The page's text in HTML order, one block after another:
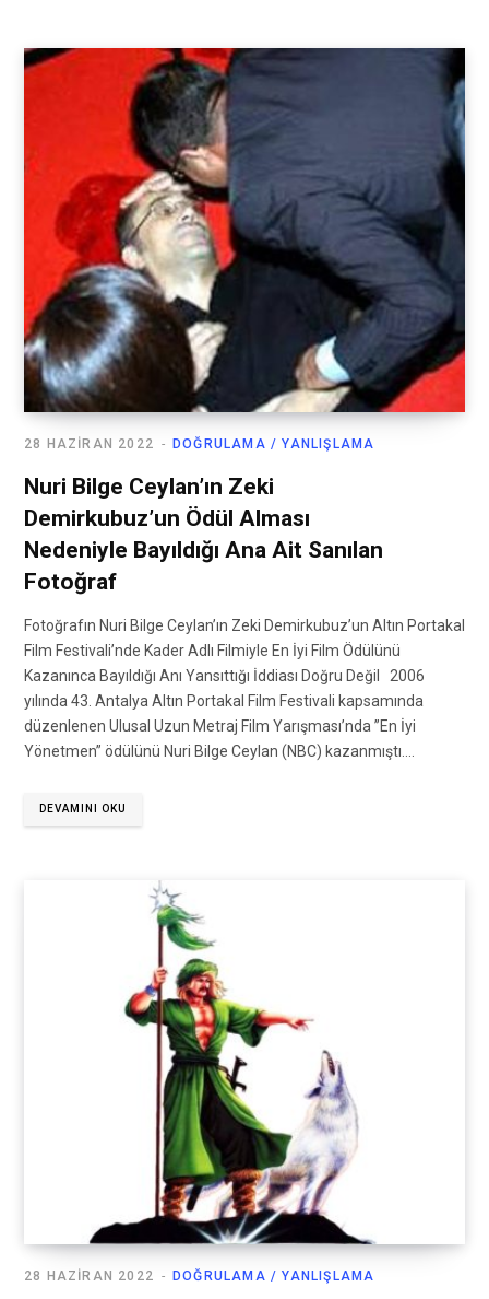
DOĞRULAMA / YANLIŞLAMA
28 HAZIRAN 2022
Nuri Bilge Ceylan’ın Zeki
Demirkubuz’un Ödül Alması
Nedeniyle Bayıldığı Ana Ait Sanılan
Fotoğraf
Fotoğrafın Nuri Bilge Ceylan’ın Zeki Demirkubuz’un Altın Portakal
Film Festivali’nde Kader Adlı Filmiyle En İyi Film Ödülünü
Kazanınca Bayıldığı Anı Yansıttığı İddiası Doğru Değil 2006
yılında 43. Antalya Altın Portakal Film Festivali kapsamında
düzenlenen Ulusal Uzun Metraj Film Yarışması’nda ”En İyi
Yönetmen” ödülünü Nuri Bilge Ceylan (NBC) kazanmıştı.…
DEVAMINI OKU
DOĞRULAMA / YANLIŞLAMA
28 HAZIRAN 2022